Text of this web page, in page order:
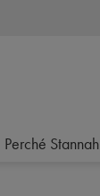
Perché Stannah